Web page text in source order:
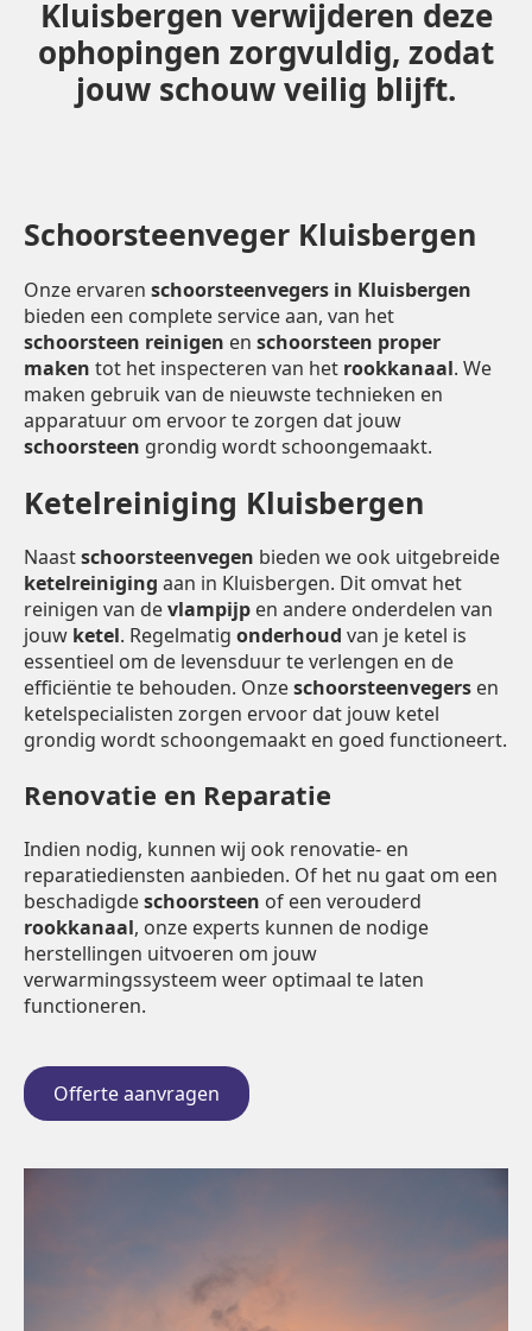
Kluisbergen verwijderen deze
ophopingen zorgvuldig, zodat
jouw schouw veilig blijft.
Schoorsteenveger Kluisbergen
Onze ervaren schoorsteenvegers in Kluisbergen
bieden een complete service aan, van het
schoorsteen reinigen en schoorsteen proper
maken tot het inspecteren van het rookkanaal. We
maken gebruik van de nieuwste technieken en
apparatuur om ervoor te zorgen dat jouw
schoorsteen grondig wordt schoongemaakt.
Ketelreiniging Kluisbergen
Naastschoorsteenvegen bieden we ook uitgebreide
ketelreiniging aan in Kluisbergen. Dit omvat het
reinigen van devlampijp en andere onderdelen van
jouw ketel. Regelmatig onderhoud van je ketel is
essentieel om de levensduur te verlengen en de
efficiëntie te behouden. Onzeschoorsteenvegers en
ketelspecialisten zorgen ervoor dat jouw ketel
grondig wordt schoongemaakt en goed functioneert.
Renovatie en Reparatie
Indien nodig, kunnen wij ook renovatie- en
reparatiediensten aanbieden. Of het nu gaat om een
beschadigdeschoorsteen of een verouderd
rookkanaal, onze experts kunnen de nodige
herstellingen uitvoeren om jouw
verwarmingssysteem weer optimaal te laten
functioneren.
Offerte aanvragen